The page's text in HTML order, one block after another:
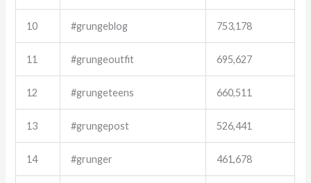
10 #grungeblog 753,178
11 #grungeoutfit 695,627
12 #grungeteens 660,511
13 #grungepost 526,441
14 #grunger 461,678